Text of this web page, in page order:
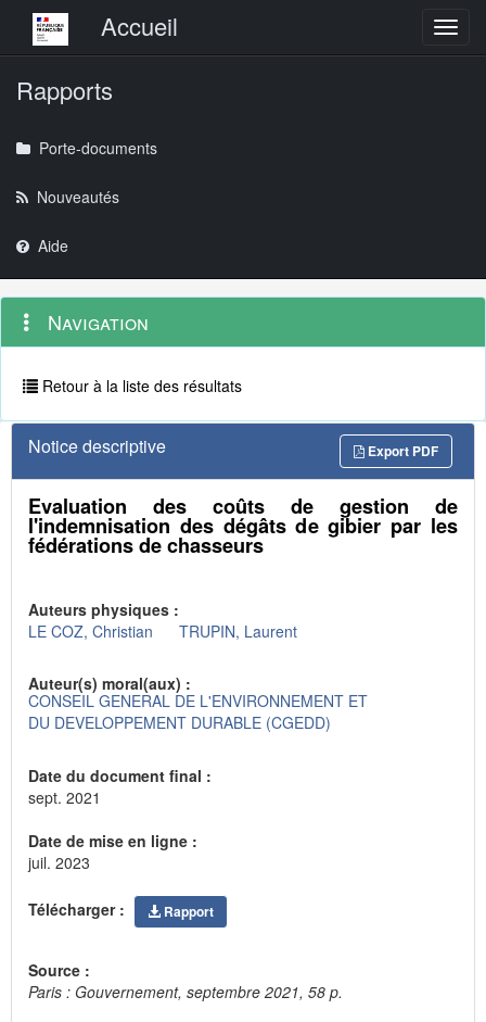
Menu principalAccueil
Rapports
Porte-documents
Nouveautés
Aide
Navigation
outils
Menu
contextuel
Navigation
Retour à la liste des résultats
Notice descriptive Export PDF
Evaluation des coûts de gestion de
l'indemnisation des dégâts de gibier par les
fédérations de chasseurs
Auteurs physiques :
LE COZ, Christian
TRUPIN, Laurent
Auteur(s) moral(aux) :
CONSEIL GENERAL DE L'ENVIRONNEMENT ET
DU DEVELOPPEMENT DURABLE (CGEDD)
Date du document final :
sept. 2021
Date de mise en ligne :
juil. 2023
Télécharger : Rapport
Source :
Paris : Gouvernement, septembre 2021, 58 p.